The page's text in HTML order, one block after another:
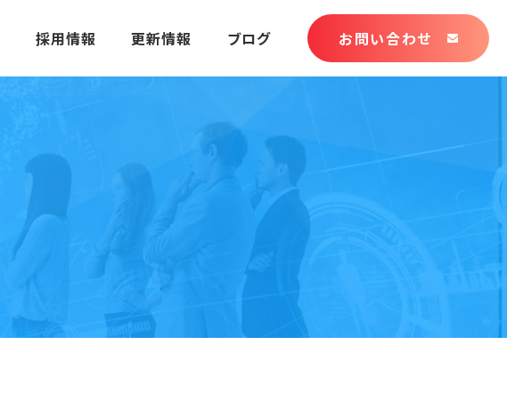
採用情報 更新情報 ブログ お問い合わせ